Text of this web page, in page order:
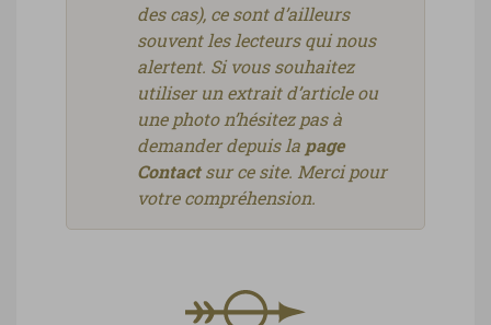
des cas), ce sont d’ailleurs
souvent les lecteurs qui nous
alertent. Si vous souhaitez
utiliser un extrait d’article ou
une photo n’hésitez pas à
demander depuis la page
Contactsur ce site. Merci pour
votre compréhension.